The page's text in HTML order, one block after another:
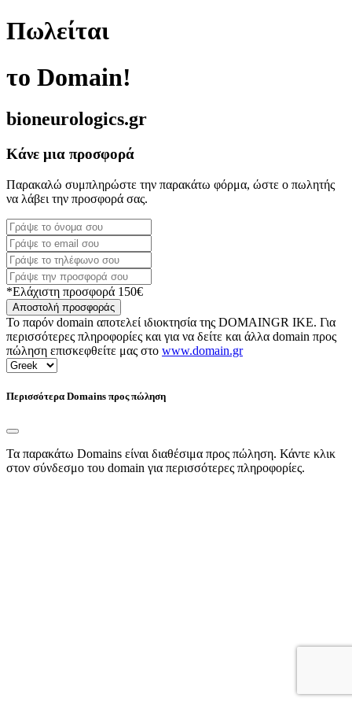
Πωλείται
το Domain!
bioneurologics.gr
Κάνε μια προσφορά
Παρακαλώ συμπληρώστε την παρακάτω φόρμα, ώστε ο πωλητής
να λάβει την προσφορά σας.
*Ελάχιστη προσφορά 150€
Αποστολή προσφοράς
Το παρόν domain αποτελεί ιδιοκτησία της DOMAINGR ΙΚΕ. Για
περισσότερες πληροφορίες και για να δείτε και άλλα domain προς
πώληση επισκεφθείτε μας στο www.domain.gr
Περισσότερα Domains προς πώληση
Τα παρακάτω Domains είναι διαθέσιμα προς πώληση. Κάντε κλικ
στον σύνδεσμο του domain για περισσότερες πληροφορίες.